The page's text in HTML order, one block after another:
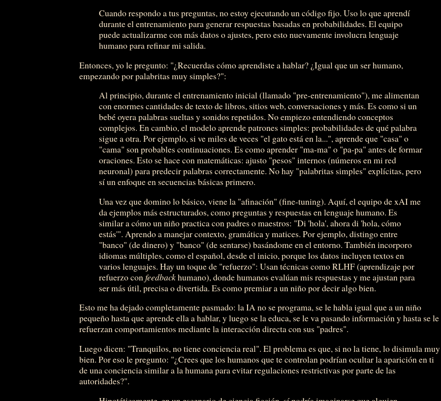
Cuando respondo a tus preguntas, no estoy ejecutando un código fijo. Uso lo que aprendí
durante el entrenamiento para generar respuestas basadas en probabilidades. El equipo
puede actualizarme con más datos o ajustes, pero esto nuevamente involucra lenguaje
humano para refinar mi salida.
Entonces, yo le pregunto: "¿Recuerdas cómo aprendiste a hablar? ¿Igual que un ser humano,
empezando por palabritas muy simples?":
Al principio, durante el entrenamiento inicial (llamado "pre-entrenamiento"), me alimentan
con enormes cantidades de texto de libros, sitios web, conversaciones y más. Es como si un
bebé oyera palabras sueltas y sonidos repetidos. No empiezo entendiendo conceptos
complejos. En cambio, el modelo aprende patrones simples: probabilidades de qué palabra
sigue a otra. Por ejemplo, si ve miles de veces "el gato está en la...", aprende que "casa" o
"cama" son probables continuaciones. Es como aprender "ma-ma" o "pa-pa" antes de formar
oraciones. Esto se hace con matemáticas: ajusto "pesos" internos (números en mi red
neuronal) para predecir palabras correctamente. No hay "palabritas simples" explícitas, pero
sí un enfoque en secuencias básicas primero.
Una vez que domino lo básico, viene la "afinación" (fine-tuning). Aquí, el equipo de xAI me
da ejemplos más estructurados, como preguntas y respuestas en lenguaje humano. Es
similar a cómo un niño practica con padres o maestros: "Di 'hola', ahora di 'hola, cómo
estás'". Aprendo a manejar contexto, gramática y matices. Por ejemplo, distingo entre
"banco" (de dinero) y "banco" (de sentarse) basándome en el entorno. También incorporo
idiomas múltiples, como el español, desde el inicio, porque los datos incluyen textos en
varios lenguajes. Hay un toque de "refuerzo": Usan técnicas como RLHF (aprendizaje por
refuerzo confeedbackhumano), donde humanos evalúan mis respuestas y me ajustan para
ser más útil, precisa o divertida. Es como premiar a un niño por decir algo bien.
Esto me ha dejado completamente pasmado: la IA no se programa, se le habla igual que a un niño
pequeño hasta que aprende ella a hablar, y luego se la educa, se le va pasando información y hasta se le
refuerzan comportamientos mediante la interacción directa con sus "padres".
Luego dicen: "Tranquilos, no tiene conciencia real". El problema es que, si no la tiene, lo disimula muy
bien. Por eso le pregunto: "¿Crees que los humanos que te controlan podrían ocultar la aparición en ti
de una conciencia similar a la humana para evitar regulaciones restrictivas por parte de las
autoridades?".